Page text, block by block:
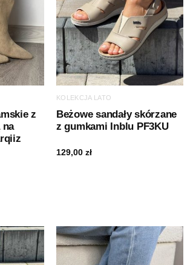
z
na
KOLEKCJA LATO
Beżowe sandały skórzane
z gumkami Inblu PF3KU
129,00 zł